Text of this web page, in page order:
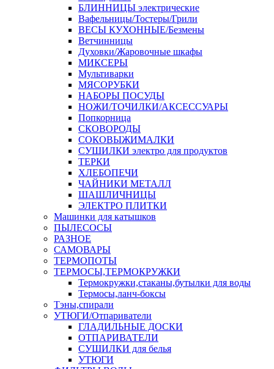
БЛИННИЦЫ электрические
Вафельницы/Тостеры/Грили
ВЕСЫ КУХОННЫЕ/Безмены
Ветчинницы
Духовки/Жаровочные шкафы
МИКСЕРЫ
Мультиварки
МЯСОРУБКИ
НАБОРЫ ПОСУДЫ
НОЖИ/ТОЧИЛКИ/АКСЕССУАРЫ
Попкорница
СКОВОРОДЫ
СОКОВЫЖИМАЛКИ
СУШИЛКИ электро для продуктов
ТЕРКИ
ХЛЕБОПЕЧИ
ЧАЙНИКИ МЕТАЛЛ
ШАШЛИЧНИЦЫ
ЭЛЕКТРО ПЛИТКИ
Машинки для катышков
ПЫЛЕСОСЫ
РАЗНОЕ
САМОВАРЫ
ТЕРМОПОТЫ
ТЕРМОСЫ,ТЕРМОКРУЖКИ
Термокружки,стаканы,бутылки для воды
Термосы,ланч-боксы
Тэны,спирали
УТЮГИ/Отпариватели
ГЛАДИЛЬНЫЕ ДОСКИ
ОТПАРИВАТЕЛИ
СУШИЛКИ для белья
УТЮГИ